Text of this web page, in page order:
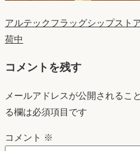
アルテックフラッグシップスト
荷中
コメントを残す
メールアドレスが公開されるこ
る欄は必須項目です
コメント ※